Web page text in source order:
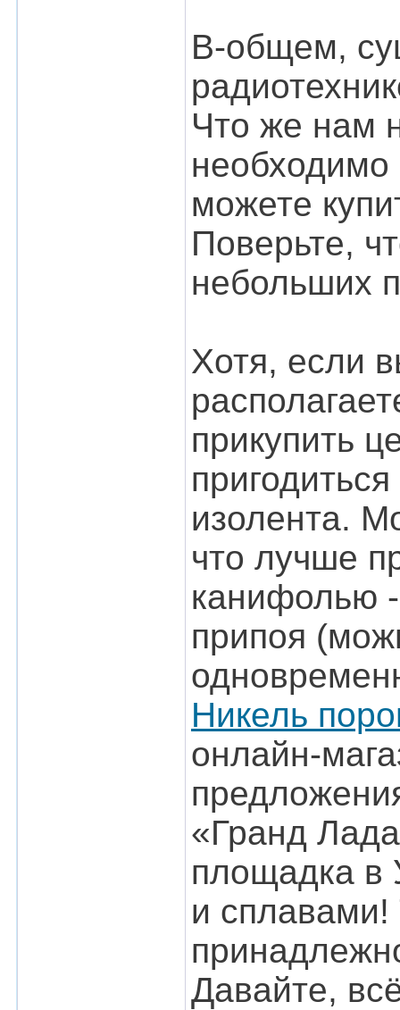
В-общем,
Что же нам
необходимо
можете
Поверьте,
небольших
Хотя, если
прикупить
изолента.
что лучше
канифолью
припоя
Никель
онлайн-
«Гранд
площадка в
и сплавами!
Давайте,